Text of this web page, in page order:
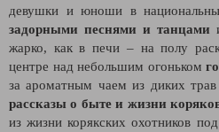
девушки и юноши в
задорными песнями и танцами
жарко, как в печи – на полу
центре над небольшим огоньком
за ароматным чаем из диких
рассказы о быте и жизни
из жизни корякских охотников